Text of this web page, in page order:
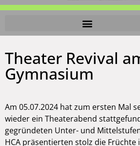
Theater Revival
Gymnasium
Am 05.07.2024 hat zum ersten Mal
wieder ein Theaterabend
gegründeten Unter- und
HCA präsentierten stolz die